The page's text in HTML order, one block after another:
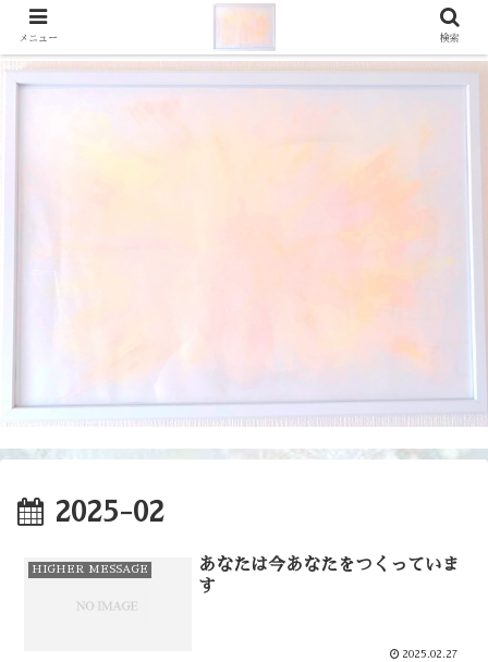
2025-02
HIGHER MESSAGE
あなたは今あなたをつくっていま
す
2025.02.27
メニュー 検索